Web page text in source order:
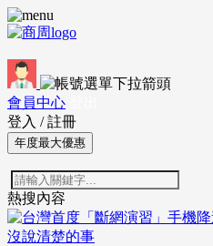
會員中心
登入 / 註冊
年度最大優惠
熱搜內容